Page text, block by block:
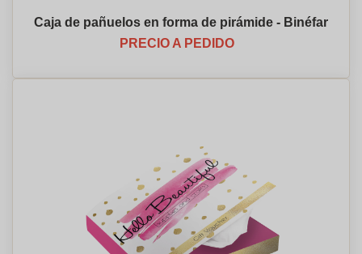
Caja de pañuelos en forma de pirámide - Binéfar
PRECIO A PEDIDO